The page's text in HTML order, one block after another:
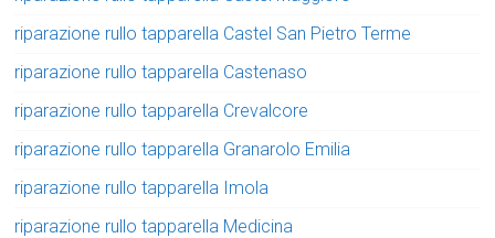
riparazione rullo tapparella Castel San Pietro Terme
riparazione rullo tapparella Castenaso
riparazione rullo tapparella Crevalcore
riparazione rullo tapparella Granarolo Emilia
riparazione rullo tapparella Imola
riparazione rullo tapparella Medicina